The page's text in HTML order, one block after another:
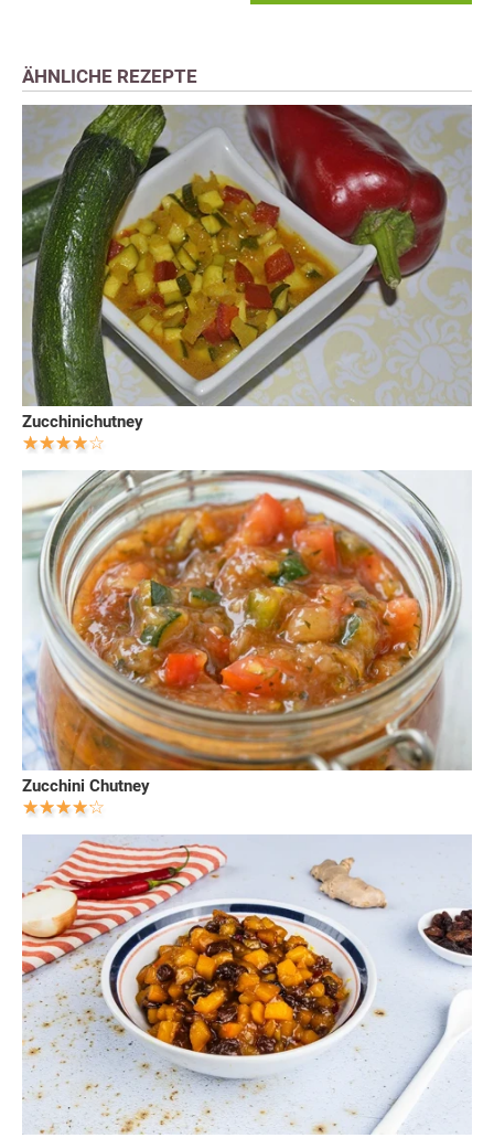
ÄHNLICHE REZEPTE
Zucchinichutney
Zucchini Chutney